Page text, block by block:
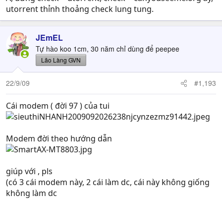
utorrent thỉnh thoảng check lung tung.
JEmEL
Tự hào koo 1cm, 30 năm chỉ dùng để peepee
Lão Làng GVN
22/9/09 #1,193
Cái modem ( đời 97 ) của tui
Modem đời theo hướng dẫn
giúp với , pls
(có 3 cái modem này, 2 cái làm dc, cái này không giống
không làm dc